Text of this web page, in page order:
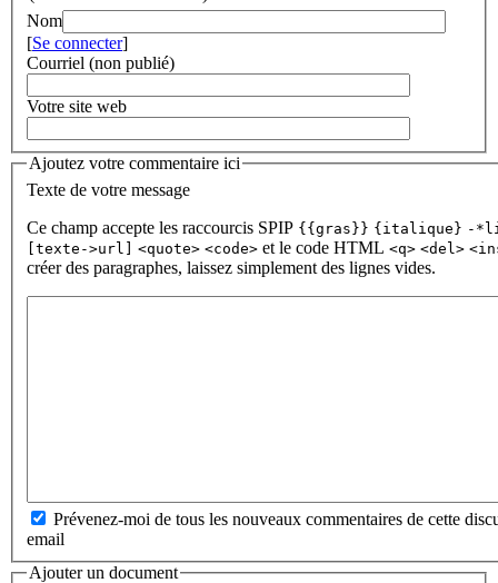
Nom
[Se connecter]
Courriel (non publié)
Votre site web
Ajoutez votre commentaire ici
Texte de votre message
Ce champ accepte les raccourcis SPIP {{gras}} {italique} -
[texte->url]
<quote> <code> et le code HTML <q> <del>
créer des paragraphes, laissez simplement des lignes vides.
Prévenez-moi de tous les nouveaux commentaires de cette
email
Ajouter un document